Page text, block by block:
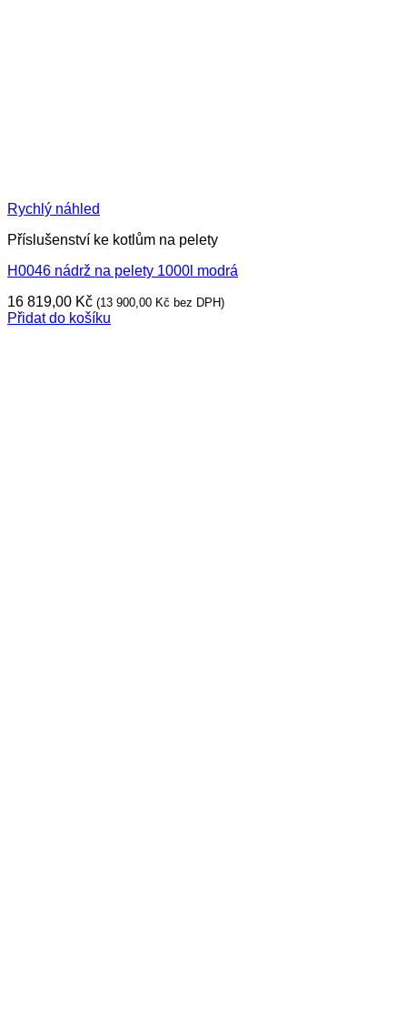
Rychlý náhled
Příslušenství ke kotlům na pelety
H0046 nádrž na pelety 1000l modrá
16 819,00 Kč (13 900,00 Kč bez DPH)
Přidat do košíku